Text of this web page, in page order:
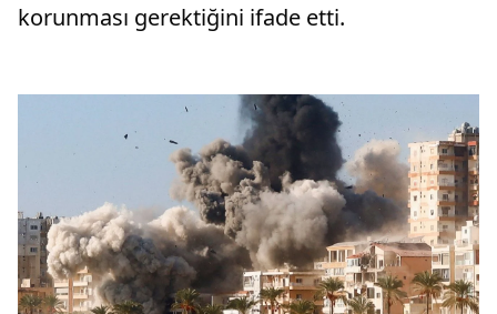
korunması gerektiğini ifade etti.